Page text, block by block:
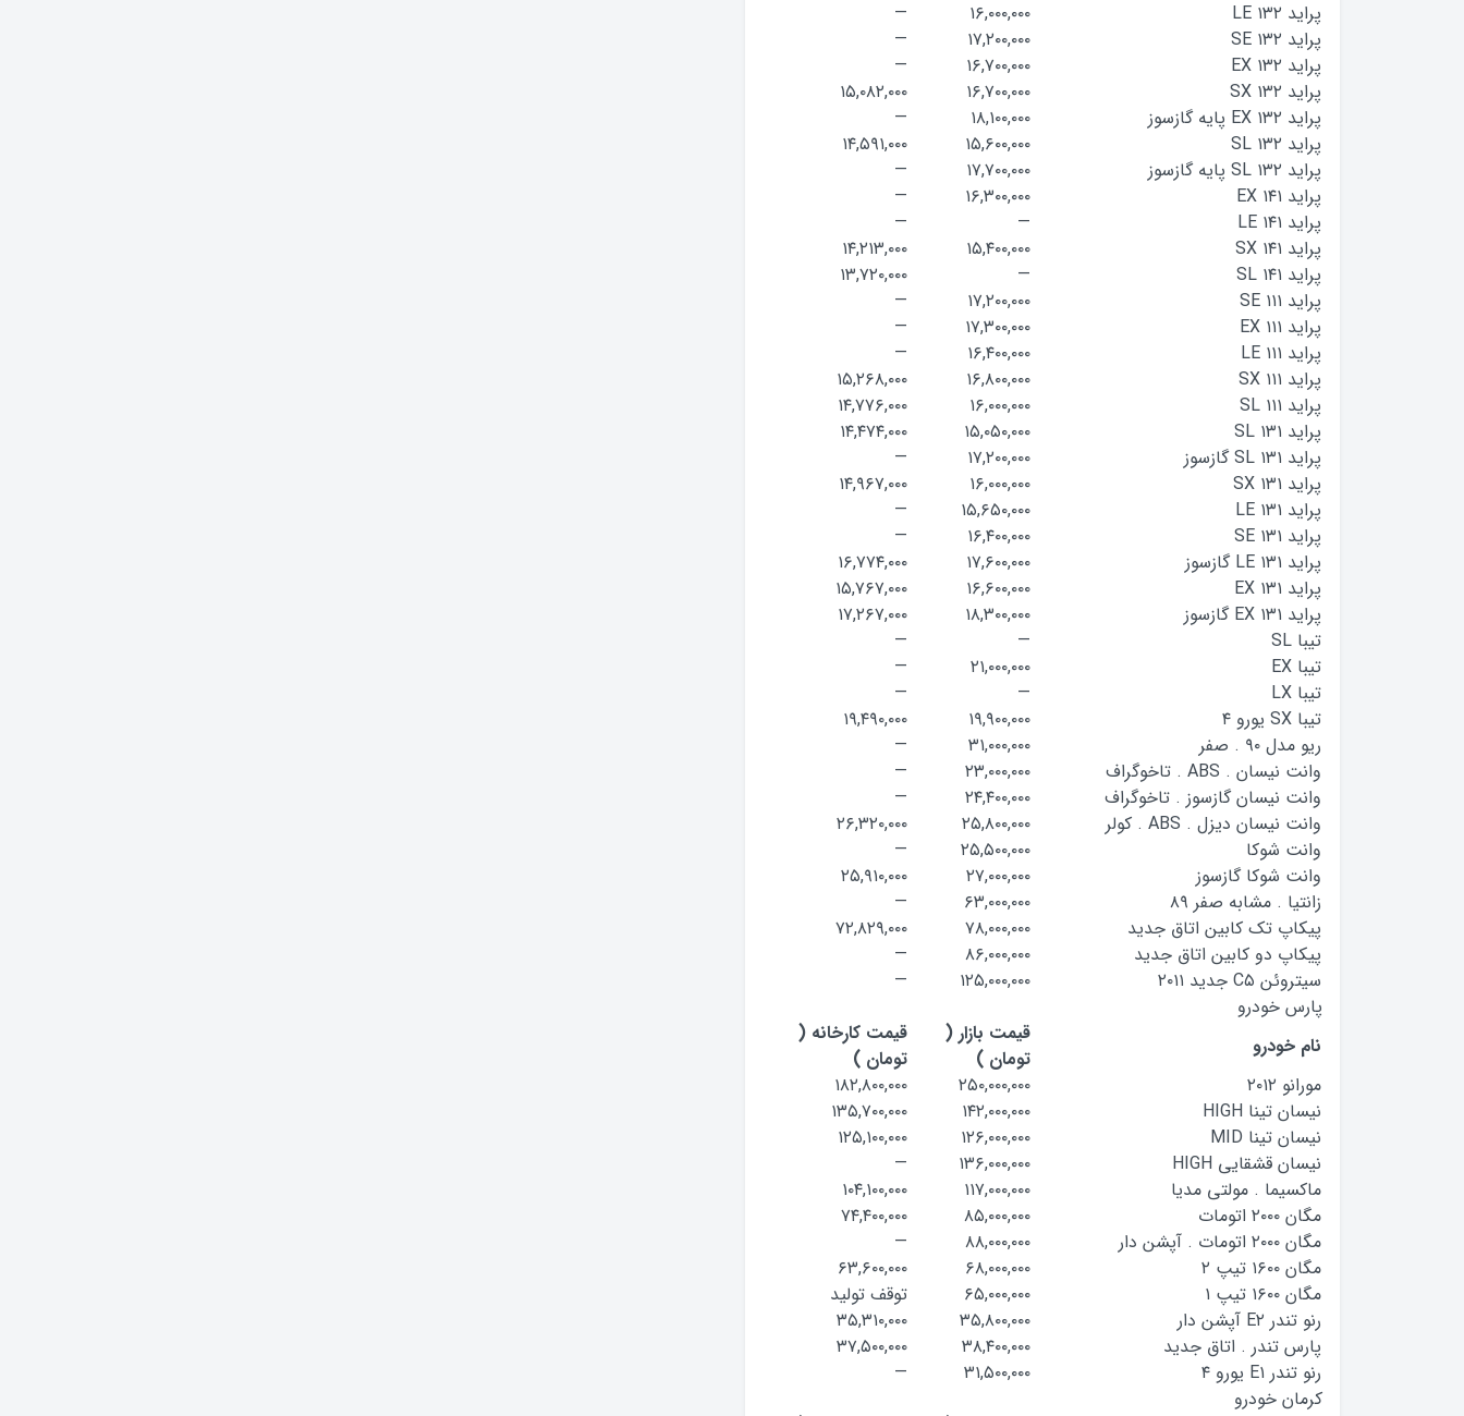
پراید ۱۳۲ LE
۱۶,۰۰۰,۰۰۰
—
پراید ۱۳۲ SE
۱۷,۲۰۰,۰۰۰
—
پراید ۱۳۲ EX
۱۶,۷۰۰,۰۰۰
—
پراید ۱۳۲ SX
۱۶,۷۰۰,۰۰۰
۱۵,۰۸۲,۰۰۰
پراید ۱۳۲ EX پایه گازسوز
۱۸,۱۰۰,۰۰۰
—
پراید ۱۳۲ SL
۱۵,۶۰۰,۰۰۰
۱۴,۵۹۱,۰۰۰
پراید ۱۳۲ SL پایه گازسوز
۱۷,۷۰۰,۰۰۰
—
پراید ۱۴۱ EX
۱۶,۳۰۰,۰۰۰
—
پراید ۱۴۱ LE
—
—
پراید ۱۴۱ SX
۱۵,۴۰۰,۰۰۰
۱۴,۲۱۳,۰۰۰
پراید ۱۴۱ SL
—
۱۳,۷۲۰,۰۰۰
پراید ۱۱۱ SE
۱۷,۲۰۰,۰۰۰
—
پراید ۱۱۱ EX
۱۷,۳۰۰,۰۰۰
—
پراید ۱۱۱ LE
۱۶,۴۰۰,۰۰۰
—
پراید ۱۱۱ SX
۱۶,۸۰۰,۰۰۰
۱۵,۲۶۸,۰۰۰
پراید ۱۱۱ SL
۱۶,۰۰۰,۰۰۰
۱۴,۷۷۶,۰۰۰
پراید SL ۱۳۱
۱۵,۰۵۰,۰۰۰
۱۴,۴۷۴,۰۰۰
پراید SL ۱۳۱ گازسوز
۱۷,۲۰۰,۰۰۰
—
پراید SX ۱۳۱
۱۶,۰۰۰,۰۰۰
۱۴,۹۶۷,۰۰۰
پراید LE ۱۳۱
۱۵,۶۵۰,۰۰۰
—
پراید SE ۱۳۱
۱۶,۴۰۰,۰۰۰
—
پراید LE ۱۳۱ گازسوز
۱۷,۶۰۰,۰۰۰
۱۶,۷۷۴,۰۰۰
پراید EX ۱۳۱
۱۶,۶۰۰,۰۰۰
۱۵,۷۶۷,۰۰۰
پراید EX ۱۳۱ گازسوز
۱۸,۳۰۰,۰۰۰
۱۷,۲۶۷,۰۰۰
تیبا SL
—
—
تیبا EX
۲۱,۰۰۰,۰۰۰
—
تیبا LX
—
—
تیبا SX یورو ۴
۱۹,۹۰۰,۰۰۰
۱۹,۴۹۰,۰۰۰
ریو مدل ۹۰ . صفر
۳۱,۰۰۰,۰۰۰
—
وانت نیسان . ABS . تاخوگراف
۲۳,۰۰۰,۰۰۰
—
وانت نیسان گازسوز . تاخوگراف
۲۴,۴۰۰,۰۰۰
—
وانت نیسان دیزل . ABS . کولر
۲۵,۸۰۰,۰۰۰
۲۶,۳۲۰,۰۰۰
وانت شوکا
۲۵,۵۰۰,۰۰۰
—
وانت شوکا گازسوز
۲۷,۰۰۰,۰۰۰
۲۵,۹۱۰,۰۰۰
زانتیا . مشابه صفر ۸۹
۶۳,۰۰۰,۰۰۰
—
پیکاپ تک کابین اتاق جدید
۷۸,۰۰۰,۰۰۰
۷۲,۸۲۹,۰۰۰
پیکاپ دو کابین اتاق جدید
۸۶,۰۰۰,۰۰۰
—
سیتروئن C۵ جدید ۲۰۱۱
۱۲۵,۰۰۰,۰۰۰
—
پارس خودرو
نام خودرو
قیمت بازار (
تومان )
قیمت کارخانه (
تومان )
مورانو ۲۰۱۲
۲۵۰,۰۰۰,۰۰۰
۱۸۲,۸۰۰,۰۰۰
نیسان تینا HIGH
۱۴۲,۰۰۰,۰۰۰
۱۳۵,۷۰۰,۰۰۰
نیسان تینا MID
۱۲۶,۰۰۰,۰۰۰
۱۲۵,۱۰۰,۰۰۰
نیسان قشقایی HIGH
۱۳۶,۰۰۰,۰۰۰
—
ماکسیما . مولتی مدیا
۱۱۷,۰۰۰,۰۰۰
۱۰۴,۱۰۰,۰۰۰
مگان ۲۰۰۰ اتومات
۸۵,۰۰۰,۰۰۰
۷۴,۴۰۰,۰۰۰
مگان ۲۰۰۰ اتومات . آپشن دار
۸۸,۰۰۰,۰۰۰
—
مگان ۱۶۰۰ تیپ ۲
۶۸,۰۰۰,۰۰۰
۶۳,۶۰۰,۰۰۰
مگان ۱۶۰۰ تیپ ۱
۶۵,۰۰۰,۰۰۰
توقف تولید
رنو تندر E۲ آپشن دار
۳۵,۸۰۰,۰۰۰
۳۵,۳۱۰,۰۰۰
پارس تندر . اتاق جدید
۳۸,۴۰۰,۰۰۰
۳۷,۵۰۰,۰۰۰
رنو تندر E۱ یورو ۴
۳۱,۵۰۰,۰۰۰
—
کرمان خودرو